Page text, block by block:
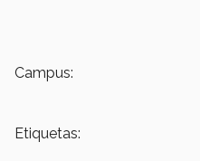
Campus:
Etiquetas: